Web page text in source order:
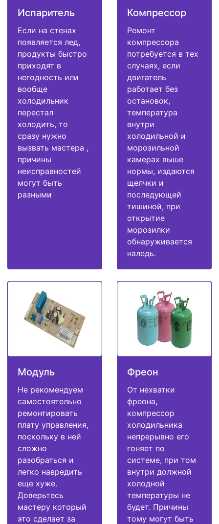
Испаритель
Если на стенах
появляется лед,
продукты быстро
приходят в
негодность или
вообще
холодильник
перестал
холодить, то
сразу нужно
вызвать мастера ,
причины
неисправностей
могут быть
разными
Компрессор
Ремонт
компрессора
потребуется в тех
случаях, если
двигатель
работает без
остановок,
температура
внутри
холодильной и
морозильной
камерах выше
нормы, издаются
щелчки и
последующей
тишиной, при
открытие
морозилки
обнаруживается
наледь.
Модуль
Не рекомендуем
самостоятельно
ремонтировать
плату управления,
поскольку в ней
сложно
разобраться и
легко навредить
еще хуже.
Доверьтесь
мастеру который
это сделает за
Фреон
От нехватки
фреона,
компрессор
холодильника
непрерывно его
гоняет по
системе, при том
внутри должной
холодной
температуры не
будет. Причины
тому могут быть